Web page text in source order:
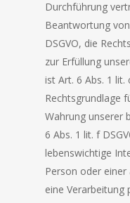
Durchführung
Beantwortung
DSGVO, die
zur Erfüllung
ist Art. 6 Abs. 1 lit.
Rechtsgrundlage
Wahrung unserer
6 Abs. 1 lit. f
lebenswichtige
Person oder
eine Verarbeitung